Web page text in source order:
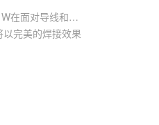
在面对导线和端
完美的焊接效果